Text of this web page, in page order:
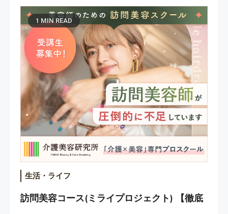
1 MIN READ
生活・ライフ
訪問美容コース(ミライプロジェクト) 【徹底